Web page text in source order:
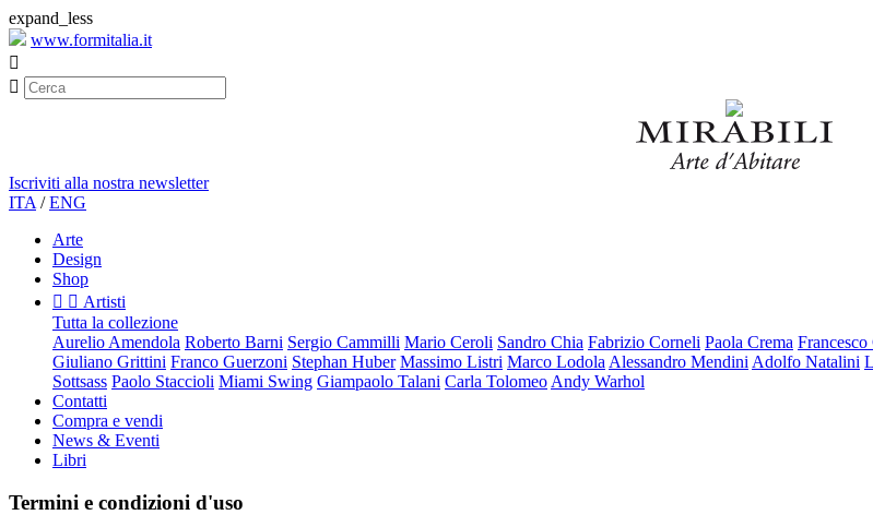
expand_less
www.formitalia.it


Iscriviti alla nostra newsletter
ITA /ENG
Arte
Design
Shop
  Artisti
Tutta la collezione
Aurelio Amendola Roberto Barni Sergio Cammilli Mario Ceroli Sandro Chia Fabrizio Corneli Paola Crema
Giuliano Grittini Franco Guerzoni Stephan Huber Massimo Listri Marco Lodola Alessandro Mendini Adolfo Natalini
Sottsass Paolo Staccioli Miami Swing Giampaolo Talani Carla Tolomeo Andy Warhol
Contatti
Compra e vendi
News & Eventi
Libri
Termini e condizioni d'uso